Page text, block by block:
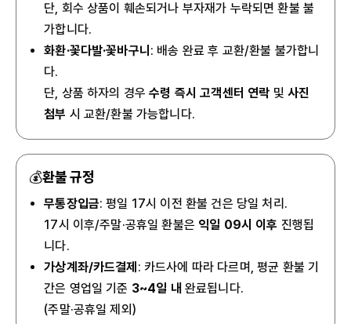
단, 회수 상품이 훼손되거나 부자재가 누락되면 환불 불
가합니다.
화환·꽃다발·꽃바구니 : 배송 완료 후 교환/환불 불가합니
다.
단, 상품 하자의 경우수령 즉시 고객센터 연락 및 사진
첨부 시 교환/환불 가능합니다.
💰환불 규정
무통장입금: 평일 17시 이전 환불 건은 당일 처리.
17시 이후/주말·공휴일 환불은 익일 09시 이후 진행됩
니다.
가상계좌/카드결제 : 카드사에 따라 다르며, 평균 환불 기
간은 영업일 기준 3~4일 내 완료됩니다.
(주말·공휴일 제외)